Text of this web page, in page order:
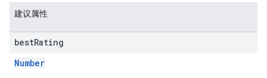
建议属性
bestRating
Number